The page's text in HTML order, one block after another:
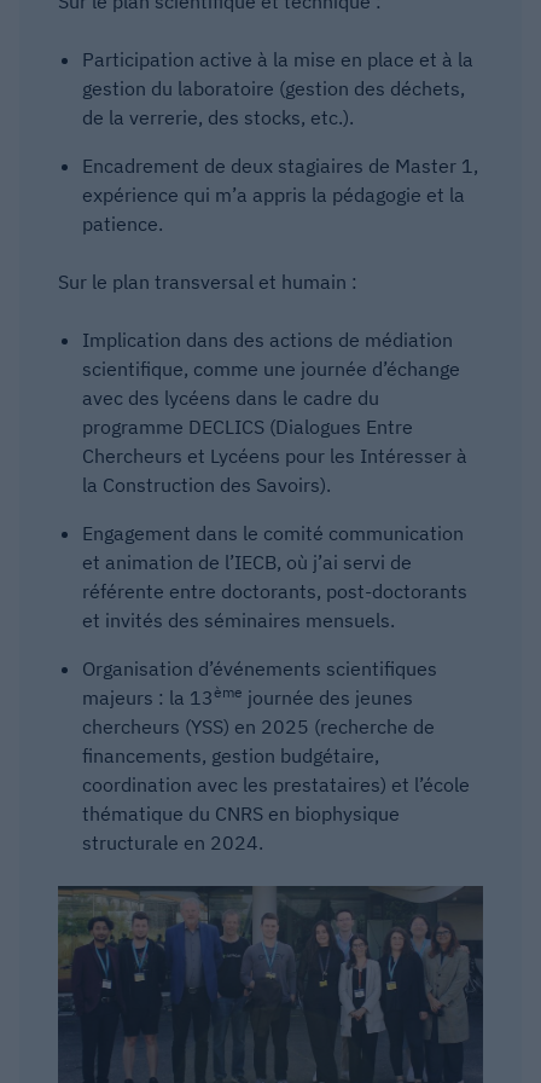
Participation active à la mise en place et à la
gestion du laboratoire (gestion des déchets,
de la verrerie, des stocks, etc.).
Encadrement de deux stagiaires de Master 1,
expérience qui m’a appris la pédagogie et la
patience.
Sur le plan transversal et humain :
Implication dans des actions de médiation
scientifique, comme une journée d’échange
avec des lycéens dans le cadre du
programme DECLICS (Dialogues Entre
Chercheurs et Lycéens pour les Intéresser à
la Construction des Savoirs).
Engagement dans le comité communication
et animation de l’IECB, où j’ai servi de
référente entre doctorants, post-doctorants
et invités des séminaires mensuels.
Organisation d’événements scientifiques
majeurs : la 13ème journée des jeunes
chercheurs (YSS) en 2025 (recherche de
financements, gestion budgétaire,
coordination avec les prestataires) et l’école
thématique du CNRS en biophysique
structurale en 2024.